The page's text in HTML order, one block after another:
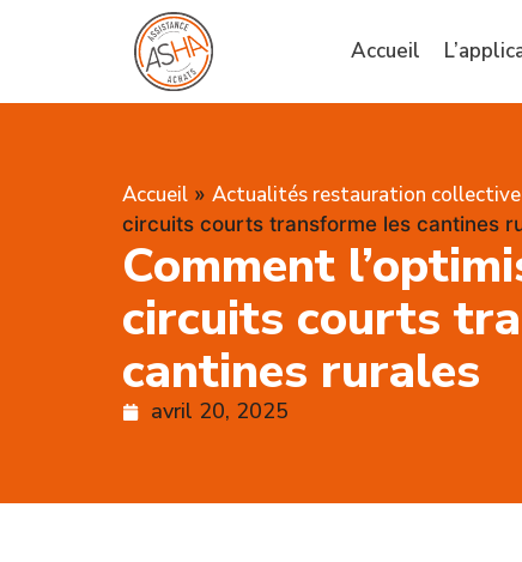
Accueil
Accueil » Actualités restauration collective
circuits courts transforme les cantines
Comment
circuits courts
cantines rurales
avril 20, 2025